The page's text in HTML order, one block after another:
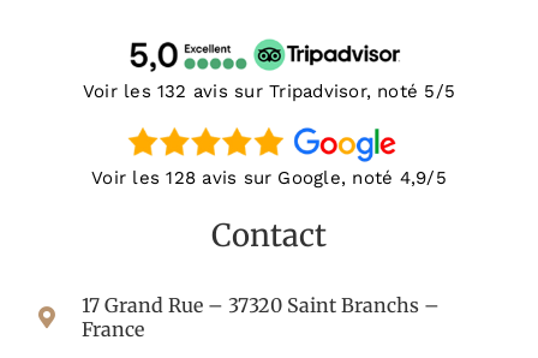
Voir les 132 avis sur Tripadvisor, noté 5/5
Voir les 128 avis sur Google, noté 4,9/5
Contact
17 Grand Rue – 37320 Saint Branchs –
France